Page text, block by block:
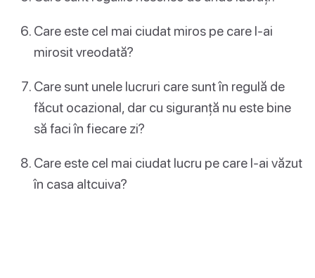
Care este cel mai ciudat miros pe care l-ai
mirosit vreodată?
Care sunt unele lucruri care sunt în regulă de
făcut ocazional, dar cu siguranță nu este bine
să faci în fiecare zi?
Care este cel mai ciudat lucru pe care l-ai văzut
în casa altcuiva?